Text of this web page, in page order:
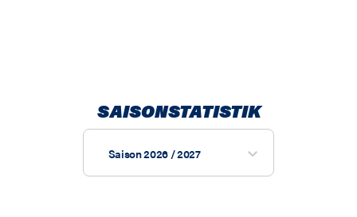
SAISONSTATISTIK
Saison 2026 / 2027